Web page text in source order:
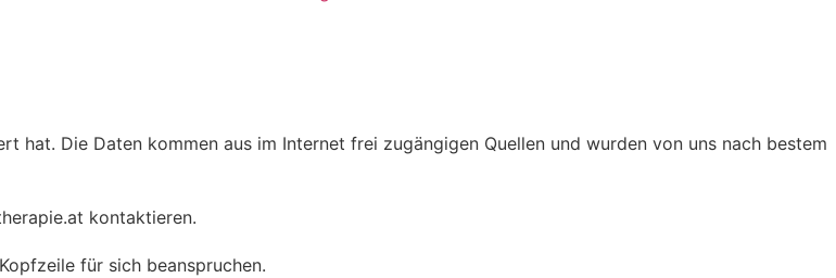
hat. Die Daten kommen aus im Internet frei zugängigen Quellen und wurden von uns nach bestem
kontaktieren.
für sich beanspruchen.